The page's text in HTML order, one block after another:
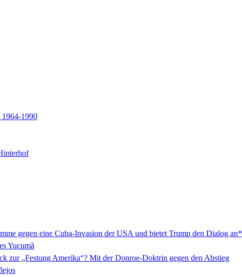
1990
gegen eine Cuba-Invasion der USA und bietet Trump den Dialog an*
Yucumã
zur „Festung Amerika“? Mit der Donroe-Doktrin gegen den Abstieg